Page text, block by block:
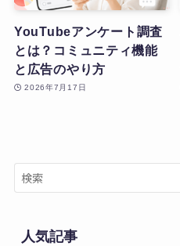
YouTubeアンケート調査
とは？コミュニティ機能
と広告のやり方
2026年7月17日
人気記事